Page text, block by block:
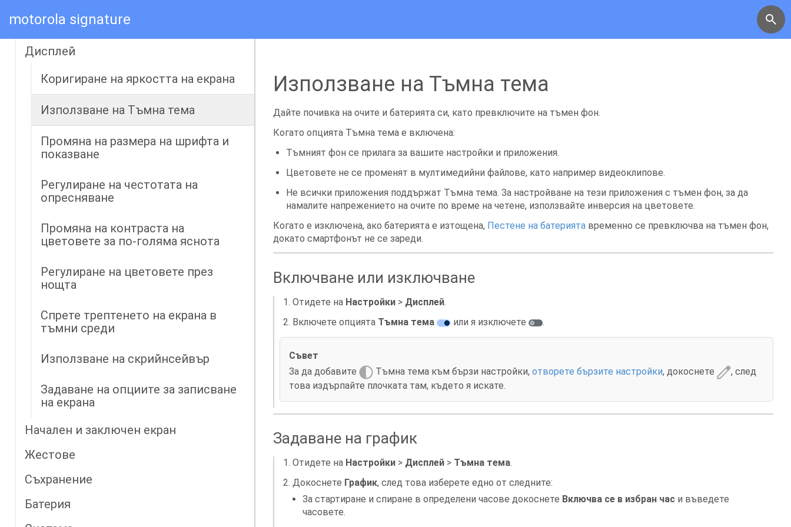
motorola signature
Използване на Тъмна тема
Дайте почивка на очите и батерията си, като превключите на тъмен фон.
Когато опцията Тъмна тема е включена:
Тъмният фон се прилага за вашите настройки и приложения.
Цветовете не се променят в мултимедийни файлове, като например видеоклипове.
Не всички приложения поддържат Тъмна тема. За настройване на тези приложения с тъмен фон, за да
намалите напрежението на очите по време на четене, използвайте инверсия на цветовете.
Когато е изключена, ако батерията е изтощена, Пестене на батериятавременно се превключва на тъмен фон,
докато смартфонът не се зареди.
Включване или изключване
Отидете на Настройки > Дисплей.
Включете опцията Тъмна тема или я изключете .
Съвет
За да добавите
Тъмна тема към бързи настройки,отворете бързите настройки, докоснете
, след
това издърпайте плочката там, където я искате.
Задаване на график
Отидете на Настройки > Дисплей > Тъмна тема.
Докоснете График, след това изберете едно от следните:
За стартиране и спиране в определени часове докоснете Включва се в избран час и въведете
часовете.
Ограничете прекъсванията със
Режими
Дисплей
Коригиране на яркостта на екрана
Използване на Тъмна тема
Промяна на размера на шрифта и
показване
Регулиране на честотата на
опресняване
Промяна на контраста на
цветовете за по-голяма яснота
Регулиране на цветовете през
нощта
Спрете трептенето на екрана в
тъмни среди
Използване на скрийнсейвър
Задаване на опциите за записване
на екрана
Начален и заключен екран
Жестове
Съхранение
Батерия